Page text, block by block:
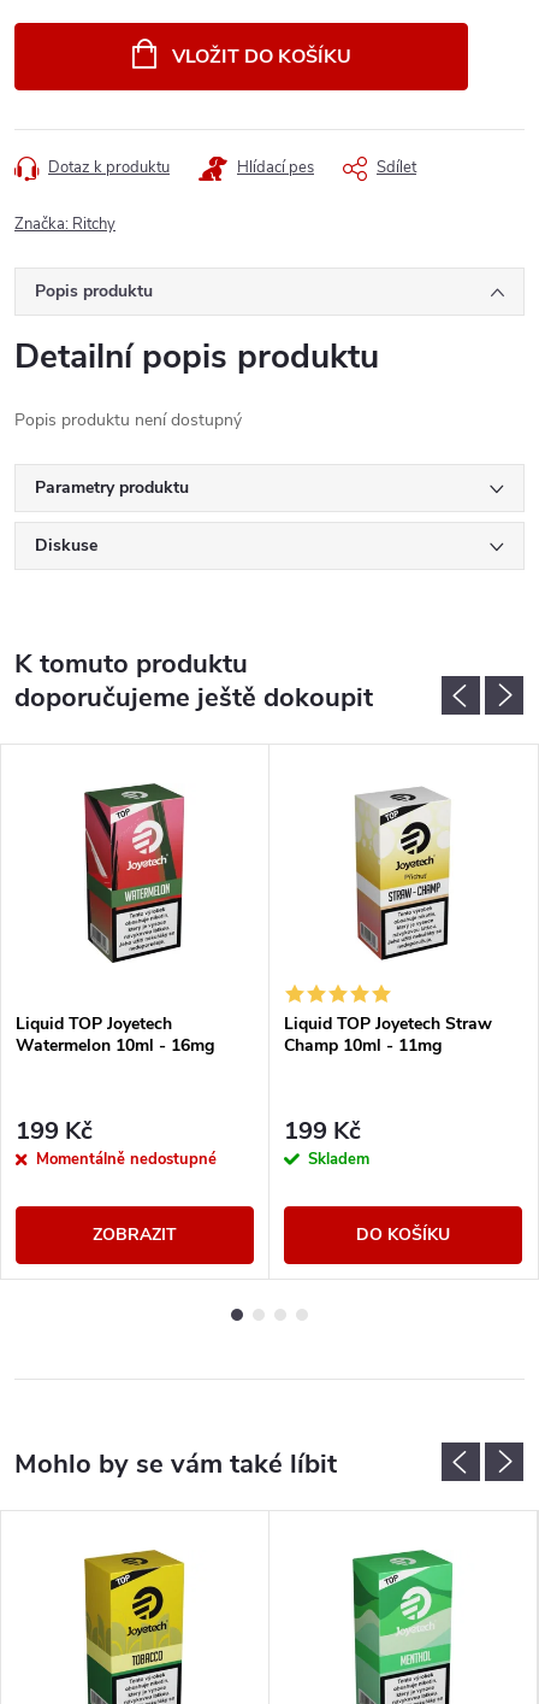
VLOŽIT DO KOŠÍKU
Dotaz k produktu Hlídací pes Sdílet
Značka: Ritchy
Popis produktu
Detailní popis produktu
Popis produktu není dostupný
Parametry produktu
Diskuse
K tomuto produktu
doporučujeme ještě dokoupit
Liquid TOP Joyetech
Watermelon 10ml - 16mg
199 Kč
Momentálně nedostupné
ZOBRAZIT
Liquid TOP Joyetech Straw
Champ 10ml - 11mg
199 Kč
Skladem
DO KOŠÍKU